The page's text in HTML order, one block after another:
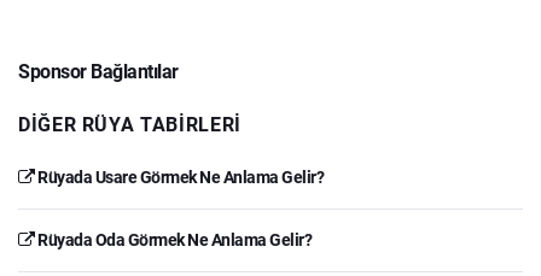
Sponsor Bağlantılar
DIĞER RÜYA TABIRLERI
Rüyada Usare Görmek Ne Anlama Gelir?
Rüyada Oda Görmek Ne Anlama Gelir?